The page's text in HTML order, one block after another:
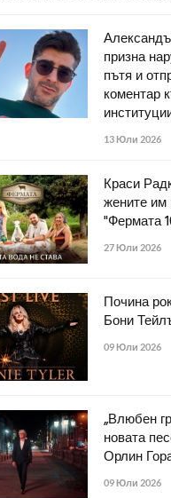
призна
пътя и
коментар
13 Юли 2026
Краси
жените
"Фермата
27 Юли 2026
Почина
Бони
09 Юли 2026
„Влюбен
новата
Орлин
09 Юли 2026